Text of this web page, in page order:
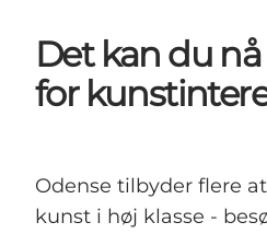
Inspiration
Det kan du
for
Odense tilbyder flere
kunst i høj klasse -